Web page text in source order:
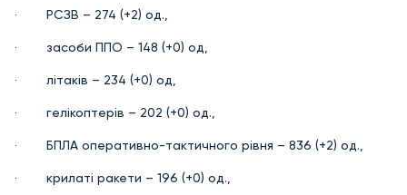
· РСЗВ – 274 (+2) од.,
· засоби ППО – 148 (+0) од,
· літаків – 234 (+0) од,
· гелікоптерів – 202 (+0) од.,
· БПЛА оперативно-тактичного рівня – 836 (+2) од.,
· крилаті ракети – 196 (+0) од.,